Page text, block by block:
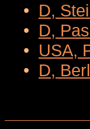
• D,
• D,
• USA,
• D,